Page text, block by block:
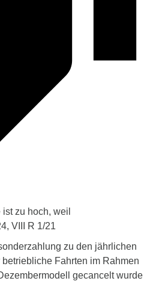
zu hoch, weil
VIII R 1/21
zu den jährlichen
Fahrten im Rahmen
gecancelt wurde